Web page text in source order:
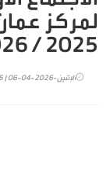
لمركز
2025 / 2026
الإثنين-2026-04-06 | 12:35 pm